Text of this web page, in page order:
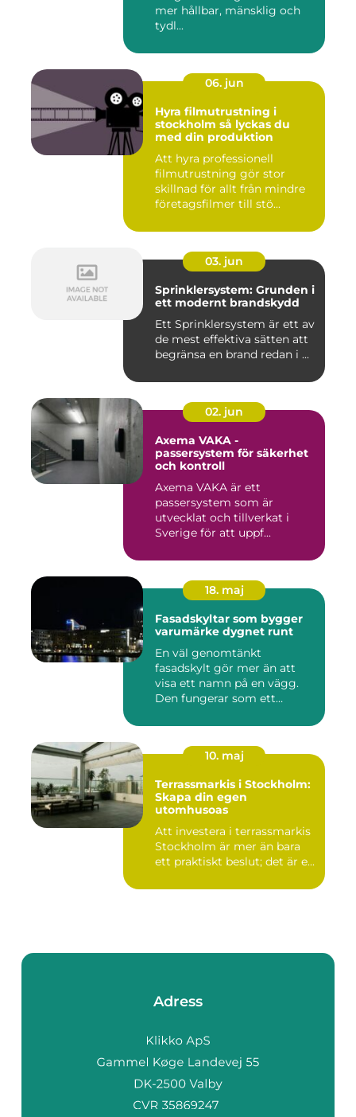
mer hållbar, mänsklig och
tydl...
06. jun
Hyra filmutrustning i
stockholm så lyckas du
med din produktion
Att hyra professionell
filmutrustning gör stor
skillnad för allt från mindre
företagsfilmer till stö...
03. jun
Sprinklersystem: Grunden i
ett modernt brandskydd
Ett Sprinklersystem är ett av
de mest effektiva sätten att
begränsa en brand redan i ...
02. jun
Axema VAKA -
passersystem för säkerhet
och kontroll
Axema VAKA är ett
passersystem som är
utvecklat och tillverkat i
Sverige för att uppf...
18. maj
Fasadskyltar som bygger
varumärke dygnet runt
En väl genomtänkt
fasadskylt gör mer än att
visa ett namn på en vägg.
Den fungerar som ett
10. maj
Terrassmarkis i Stockholm:
Skapa din egen
utomhusoas
Att investera i terrassmarkis
Stockholm är mer än bara
ett praktiskt beslut; det är e...
Adress